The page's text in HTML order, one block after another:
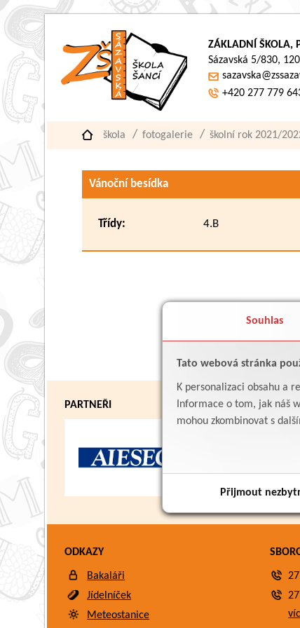
Souhlas
Tato webová stránka
K personalizaci obsahu a
Informace o tom, jak náš
mohou zkombinovat s
Přijmout
ZÁKLADNÍ ŠKOLA,
Sázavská 5/830,
+420 277 779
škola fotogalerie školní rok 2021/
Vánoční besídka
Třídy: 4.B
PARTNEŘI
ODKAZY
Bakaláři
Jídelníček
Meteostanice